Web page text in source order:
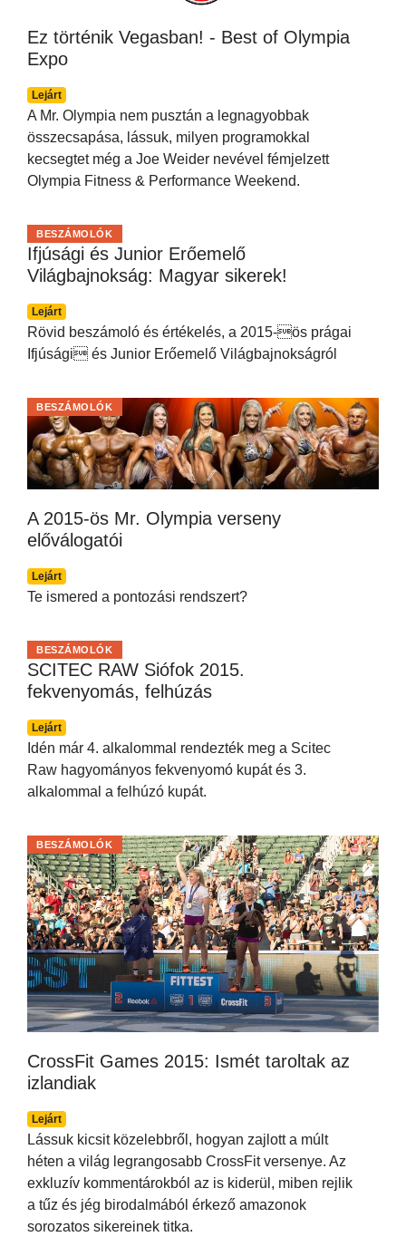
Ez történik Vegasban! - Best of Olympia
Expo
Lejárt
A Mr. Olympia nem pusztán a legnagyobbak
összecsapása, lássuk, milyen programokkal
kecsegtet még a Joe Weider nevével fémjelzett
Olympia Fitness & Performance Weekend.
Ifjúsági és Junior Erőemelő
Világbajnokság: Magyar sikerek!
Lejárt
BESZÁMOLÓK
Rövid beszámoló és értékelés, a 2015-ös prágai
Ifjúsági és Junior Erőemelő Világbajnokságról
A 2015-ös Mr. Olympia verseny
előválogatói
Lejárt
BESZÁMOLÓK
Te ismered a pontozási rendszert?
SCITEC RAW Siófok 2015.
fekvenyomás, felhúzás
Lejárt
BESZÁMOLÓK
Idén már 4. alkalommal rendezték meg a Scitec
Raw hagyományos fekvenyomó kupát és 3.
alkalommal a felhúzó kupát.
CrossFit Games 2015: Ismét taroltak az
izlandiak
Lejárt
BESZÁMOLÓK
Lássuk kicsit közelebbről, hogyan zajlott a múlt
héten a világ legrangosabb CrossFit versenye. Az
exkluzív kommentárokból az is kiderül, miben rejlik
a tűz és jég birodalmából érkező amazonok
sorozatos sikereinek titka.